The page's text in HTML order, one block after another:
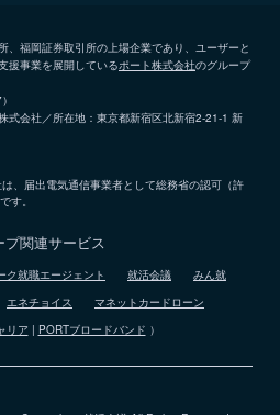
、福岡証券取引所の上場企業であり、ユーザーと
援事業を展開しているポート株式会社のグループ
式会社／所在地：東京都新宿区北新宿2-21-1 新
、届出電気通信事業者として総務省の認可（許
す。